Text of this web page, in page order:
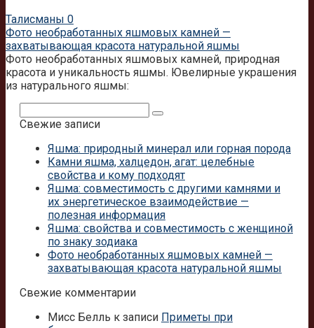
Талисманы 0
Фото необработанных яшмовых камней —
захватывающая красота натуральной яшмы
Фото необработанных яшмовых камней, природная
красота и уникальность яшмы. Ювелирные украшения
из натурального яшмы:
Свежие записи
Яшма: природный минерал или горная порода
Камни яшма, халцедон, агат: целебные
свойства и кому подходят
Яшма: совместимость с другими камнями и
их энергетическое взаимодействие —
полезная информация
Яшма: свойства и совместимость с женщиной
по знаку зодиака
Фото необработанных яшмовых камней —
захватывающая красота натуральной яшмы
Свежие комментарии
Мисс Белль к записи Приметы при